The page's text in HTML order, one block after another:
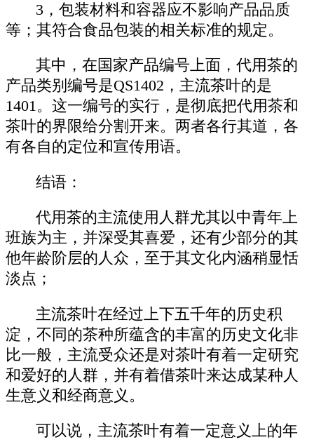
3，包装材料和容器应不影响产品品质
等；其符合食品包装的相关标准的规定。
其中，在国家产品编号上面，代用茶的
产品类别编号是QS1402，主流茶叶的是
1401。这一编号的实行，是彻底把代用茶和
茶叶的界限给分割开来。两者各行其道，各
有各自的定位和宣传用语。
结语：
代用茶的主流使用人群尤其以中青年上
班族为主，并深受其喜爱，还有少部分的其
他年龄阶层的人众，至于其文化内涵稍显恬
淡点；
主流茶叶在经过上下五千年的历史积
淀，不同的茶种所蕴含的丰富的历史文化非
比一般，主流受众还是对茶叶有着一定研究
和爱好的人群，并有着借茶叶来达成某种人
生意义和经商意义。
可以说，主流茶叶有着一定意义上的年